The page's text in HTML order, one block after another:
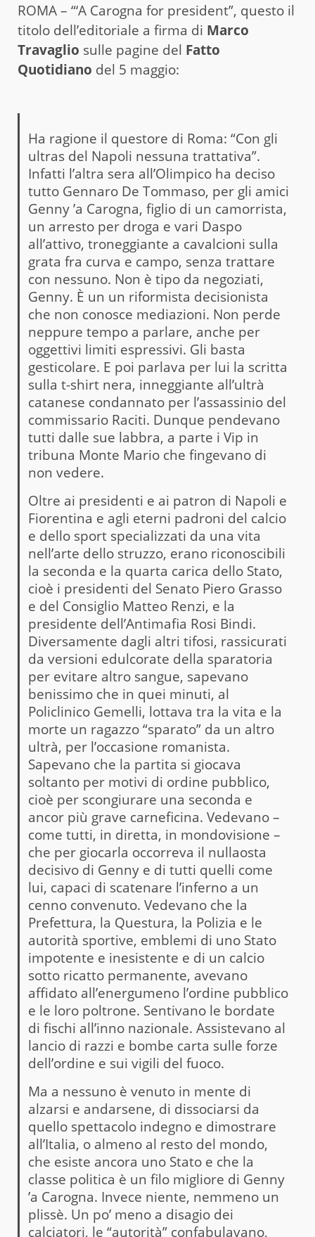
ROMA – “‘A Carogna for president”, questo il
titolo dell’editoriale a firma di Marco
Travaglio sulle pagine del Fatto
Quotidiano del 5 maggio:
Ha ragione il questore di Roma: “Con gli
ultras del Napoli nessuna trattativa”.
Infatti l’altra sera all’Olimpico ha deciso
tutto Gennaro De Tommaso, per gli amici
Genny ’a Carogna, figlio di un camorrista,
un arresto per droga e vari Daspo
all’attivo, troneggiante a cavalcioni sulla
grata fra curva e campo, senza trattare
con nessuno. Non è tipo da negoziati,
Genny. È un un riformista decisionista
che non conosce mediazioni. Non perde
neppure tempo a parlare, anche per
oggettivi limiti espressivi. Gli basta
gesticolare. E poi parlava per lui la scritta
sulla t-shirt nera, inneggiante all’ultrà
catanese condannato per l’assassinio del
commissario Raciti. Dunque pendevano
tutti dalle sue labbra, a parte i Vip in
tribuna Monte Mario che fingevano di
non vedere.
Oltre ai presidenti e ai patron di Napoli e
Fiorentina e agli eterni padroni del calcio
e dello sport specializzati da una vita
nell’arte dello struzzo, erano riconoscibili
la seconda e la quarta carica dello Stato,
cioè i presidenti del Senato Piero Grasso
e del Consiglio Matteo Renzi, e la
presidente dell’Antimafia Rosi Bindi.
Diversamente dagli altri tifosi, rassicurati
da versioni edulcorate della sparatoria
per evitare altro sangue, sapevano
benissimo che in quei minuti, al
Policlinico Gemelli, lottava tra la vita e la
morte un ragazzo “sparato” da un altro
ultrà, per l’occasione romanista.
Sapevano che la partita si giocava
soltanto per motivi di ordine pubblico,
cioè per scongiurare una seconda e
ancor più grave carneficina. Vedevano –
come tutti, in diretta, in mondovisione –
che per giocarla occorreva il nullaosta
decisivo di Genny e di tutti quelli come
lui, capaci di scatenare l’inferno a un
cenno convenuto. Vedevano che la
Prefettura, la Questura, la Polizia e le
autorità sportive, emblemi di uno Stato
impotente e inesistente e di un calcio
sotto ricatto permanente, avevano
affidato all’energumeno l’ordine pubblico
e le loro poltrone. Sentivano le bordate
di fischi all’inno nazionale. Assistevano al
lancio di razzi e bombe carta sulle forze
dell’ordine e sui vigili del fuoco.
Ma a nessuno è venuto in mente di
alzarsi e andarsene, di dissociarsi da
quello spettacolo indegno e dimostrare
all’Italia, o almeno al resto del mondo,
che esiste ancora uno Stato e che la
classe politica è un filo migliore di Genny
’a Carogna. Invece niente, nemmeno un
plissè. Un po’ meno a disagio dei
calciatori, le “autorità” confabulavano,